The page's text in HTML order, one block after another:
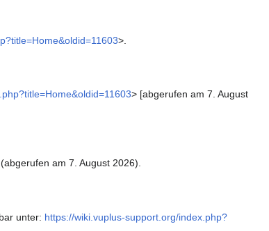
>.
> [abgerufen am 7. August
(abgerufen am 7. August 2026).
unter: https://wiki.vuplus-support.org/index.php?